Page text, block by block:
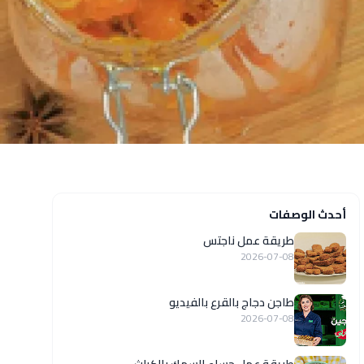
أحدث الوصفات
طريقة عمل ناجتس
2026-07-08
طاجن دجاج بالقرع بالفيديو
2026-07-08